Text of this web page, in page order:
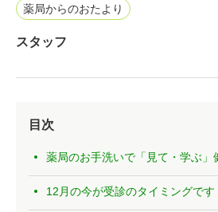
薬局からのおたより
スタッフ
目次
薬局のお手洗いで「見て・学ぶ」
12月の今が受診のタイミングです